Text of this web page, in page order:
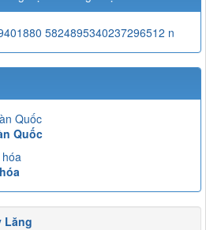
Quốc
Lăng